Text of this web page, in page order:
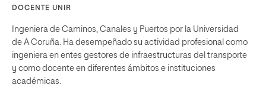
DOCENTE UNIR
Ingeniera de Caminos, Canales y Puertos por la Universidad
de A Coruña. Ha desempeñado su actividad profesional como
ingeniera en entes gestores de infraestructuras del transporte
y como docente en diferentes ámbitos e instituciones
académicas.